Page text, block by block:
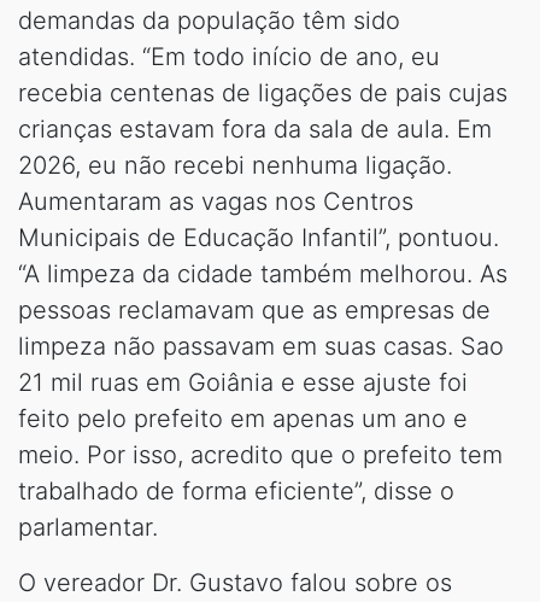
demandas da população têm sido
atendidas. “Em todo início de ano, eu
recebia centenas de ligações de pais cujas
crianças estavam fora da sala de aula. Em
2026, eu não recebi nenhuma ligação.
Aumentaram as vagas nos Centros
Municipais de Educação Infantil”, pontuou.
“A limpeza da cidade também melhorou. As
pessoas reclamavam que as empresas de
limpeza não passavam em suas casas. Sao
21 mil ruas em Goiânia e esse ajuste foi
feito pelo prefeito em apenas um ano e
meio. Por isso, acredito que o prefeito tem
trabalhado de forma eficiente”, disse o
parlamentar.
O vereador Dr. Gustavo falou sobre os